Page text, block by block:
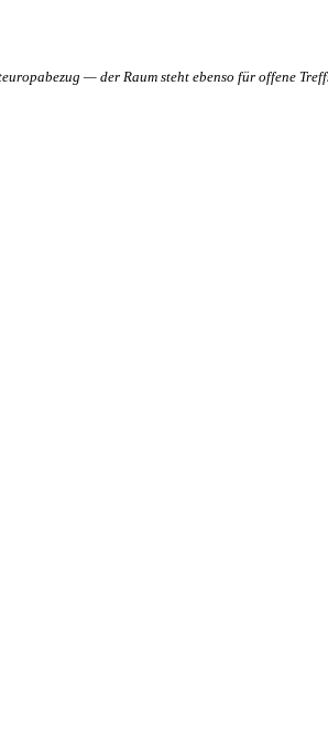
— der Raum steht ebenso für offene